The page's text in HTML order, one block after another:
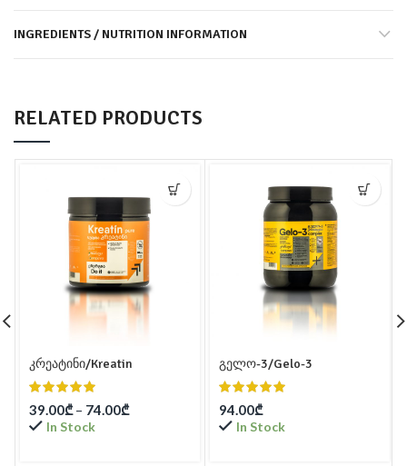
INGREDIENTS / NUTRITION INFORMATION
RELATED PRODUCTS
კრეატინი/Kreatin
39.00₾– 74.00₾
In Stock
გელო-3/Gelo-3
94.00₾
In Stock